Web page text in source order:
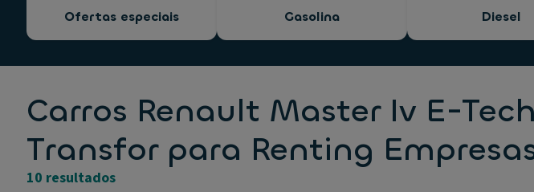
Ofertas especiais Gasolina Diesel
Carros Renault Master Iv E-
Transfor para Renting
10 resultados